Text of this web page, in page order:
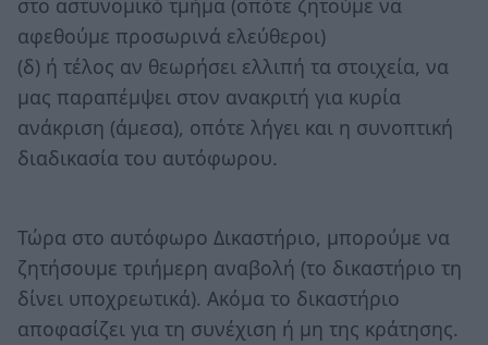
αφεθούμε προσωρινά ελεύθεροι)
(δ) ή τέλος αν θεωρήσει ελλιπή τα στοιχεία, να
μας παραπέμψει στον ανακριτή για κυρία
ανάκριση (άμεσα), οπότε λήγει και η συνοπτική
διαδικασία του αυτόφωρου.
Τώρα στο αυτόφωρο Δικαστήριο, μπορούμε να
ζητήσουμε τριήμερη αναβολή (το δικαστήριο τη
δίνει υποχρεωτικά). Ακόμα το δικαστήριο
αποφασίζει για τη συνέχιση ή μη της κράτησης.